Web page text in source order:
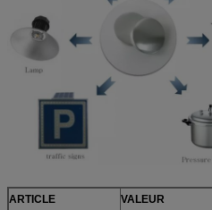
ARTICLE
VALEUR